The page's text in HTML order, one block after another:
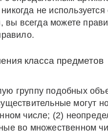
не
вы всегда можете
класса предметов
группу подобных
могут
числе; (2)
во множественном